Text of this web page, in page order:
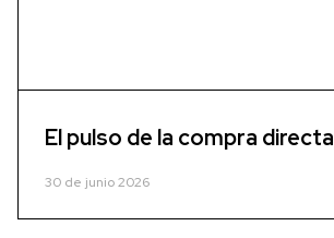
El pulso de la compra directa
30 de junio 2026